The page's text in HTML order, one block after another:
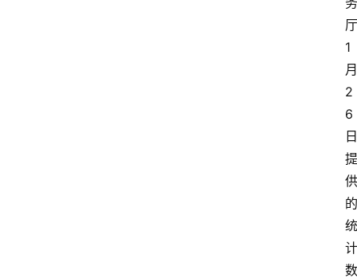
厅
1
月
2
6
日
提
供
的
统
计
数